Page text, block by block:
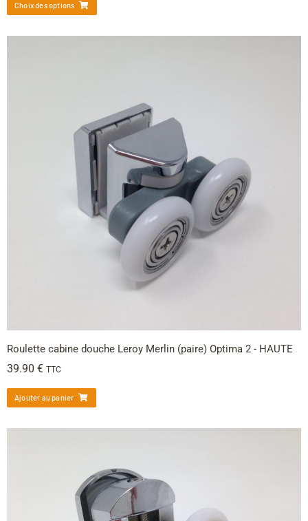
Choix des options
Roulette cabine douche Leroy Merlin (paire) Optima 2 - HAUTE
39.90 € TTC
Ajouter au panier